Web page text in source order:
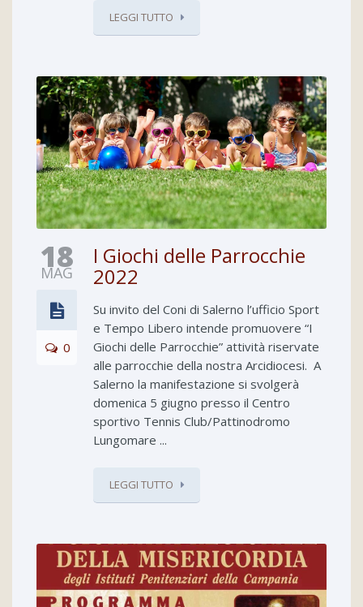
LEGGI TUTTO
18
MAG
0
I Giochi delle Parrocchie
2022
Su invito del Coni di Salerno l’ufficio Sport
e Tempo Libero intende promuovere “I
Giochi delle Parrocchie” attività riservate
alle parrocchie della nostra Arcidiocesi. A
Salerno la manifestazione si svolgerà
domenica 5 giugno presso il Centro
sportivo Tennis Club/Pattinodromo
Lungomare ...
LEGGI TUTTO